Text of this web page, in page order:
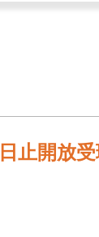
止開放